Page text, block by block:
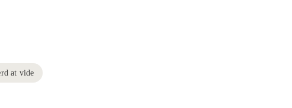
at vide